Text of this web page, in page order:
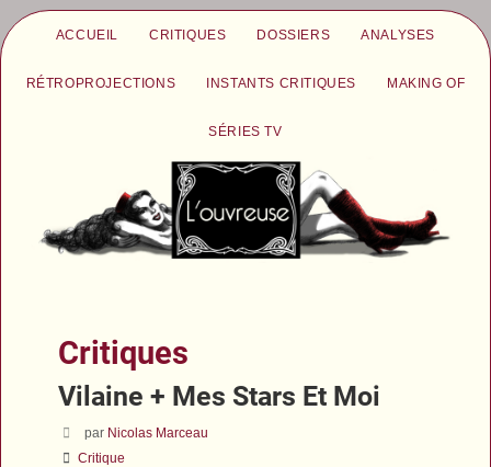
ACCUEIL CRITIQUES DOSSIERS ANALYSES
RÉTROPROJECTIONS INSTANTS CRITIQUES MAKING OF
SÉRIES TV
Critiques
Vilaine + Mes Stars Et Moi
par Nicolas Marceau
Critique